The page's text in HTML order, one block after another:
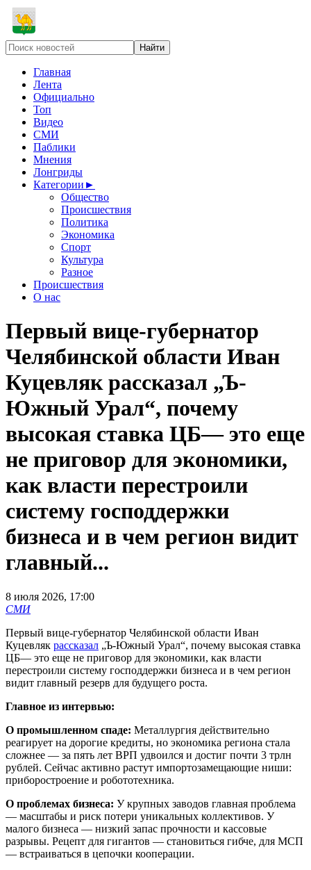
Главная
Лента
Официально
Топ
Видео
СМИ
Паблики
Мнения
Лонгриды
Категории ►
Общество
Происшествия
Политика
Экономика
Спорт
Культура
Разное
Происшествия
О нас
Первый вице-губернатор
Челябинской области Иван
Куцевляк рассказал „Ъ-
Южный Урал“, почему
высокая ставка ЦБ— это еще
не приговор для экономики,
как власти перестроили
систему господдержки
бизнеса и в чем регион видит
главный...
8 июля 2026, 17:00
СМИ
Первый вице-губернатор Челябинской области Иван
Куцевляк рассказал „Ъ-Южный Урал“, почему высокая ставка
ЦБ— это еще не приговор для экономики, как власти
перестроили систему господдержки бизнеса и в чем регион
видит главный резерв для будущего роста.
Главное из интервью:
О промышленном спаде: Металлургия действительно
реагирует на дорогие кредиты, но экономика региона стала
сложнее — за пять лет ВРП удвоился и достиг почти 3 трлн
рублей. Сейчас активно растут импортозамещающие ниши:
приборостроение и робототехника.
О проблемах бизнеса: У крупных заводов главная проблема
— масштабы и риск потери уникальных коллективов. У
малого бизнеса — низкий запас прочности и кассовые
разрывы. Рецепт для гигантов — становиться гибче, для МСП
— встраиваться в цепочки кооперации.